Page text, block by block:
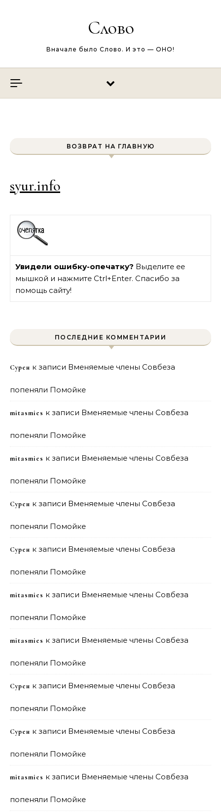
Слово
Вначале было Слово. И это — ОНО!
ВОЗВРАТ НА ГЛАВНУЮ
syur.info
Увидели ошибку-опечатку? Выделите ее
мышкой и нажмите Ctrl+Enter. Спасибо за
помощь сайту!
ПОСЛЕДНИЕ КОММЕНТАРИИ
Сурен к записи Вменяемые члены Совбеза
попеняли Помойке
mitasmies к записи Вменяемые члены Совбеза
попеняли Помойке
mitasmies к записи Вменяемые члены Совбеза
попеняли Помойке
Сурен к записи Вменяемые члены Совбеза
попеняли Помойке
Сурен к записи Вменяемые члены Совбеза
попеняли Помойке
mitasmies к записи Вменяемые члены Совбеза
попеняли Помойке
mitasmies к записи Вменяемые члены Совбеза
попеняли Помойке
Сурен к записи Вменяемые члены Совбеза
попеняли Помойке
Сурен к записи Вменяемые члены Совбеза
попеняли Помойке
mitasmies к записи Вменяемые члены Совбеза
попеняли Помойке